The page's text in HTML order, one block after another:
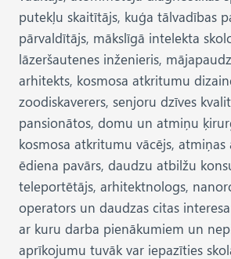
putekļu skaitītājs, kuģa tālvadības
pārvaldītājs, mākslīgā intelekta
lāzeršautenes inženieris,
arhitekts, kosmosa atkritumu
zoodiskaverers, senjoru dzīves
pansionātos, domu un atmiņu
kosmosa atkritumu vācējs, atmiņas
ēdiena pavārs, daudzu atbilžu
teleportētājs, arhitektnologs,
operators un daudzas citas
ar kuru darba pienākumiem un
aprīkojumu tuvāk var iepazīties